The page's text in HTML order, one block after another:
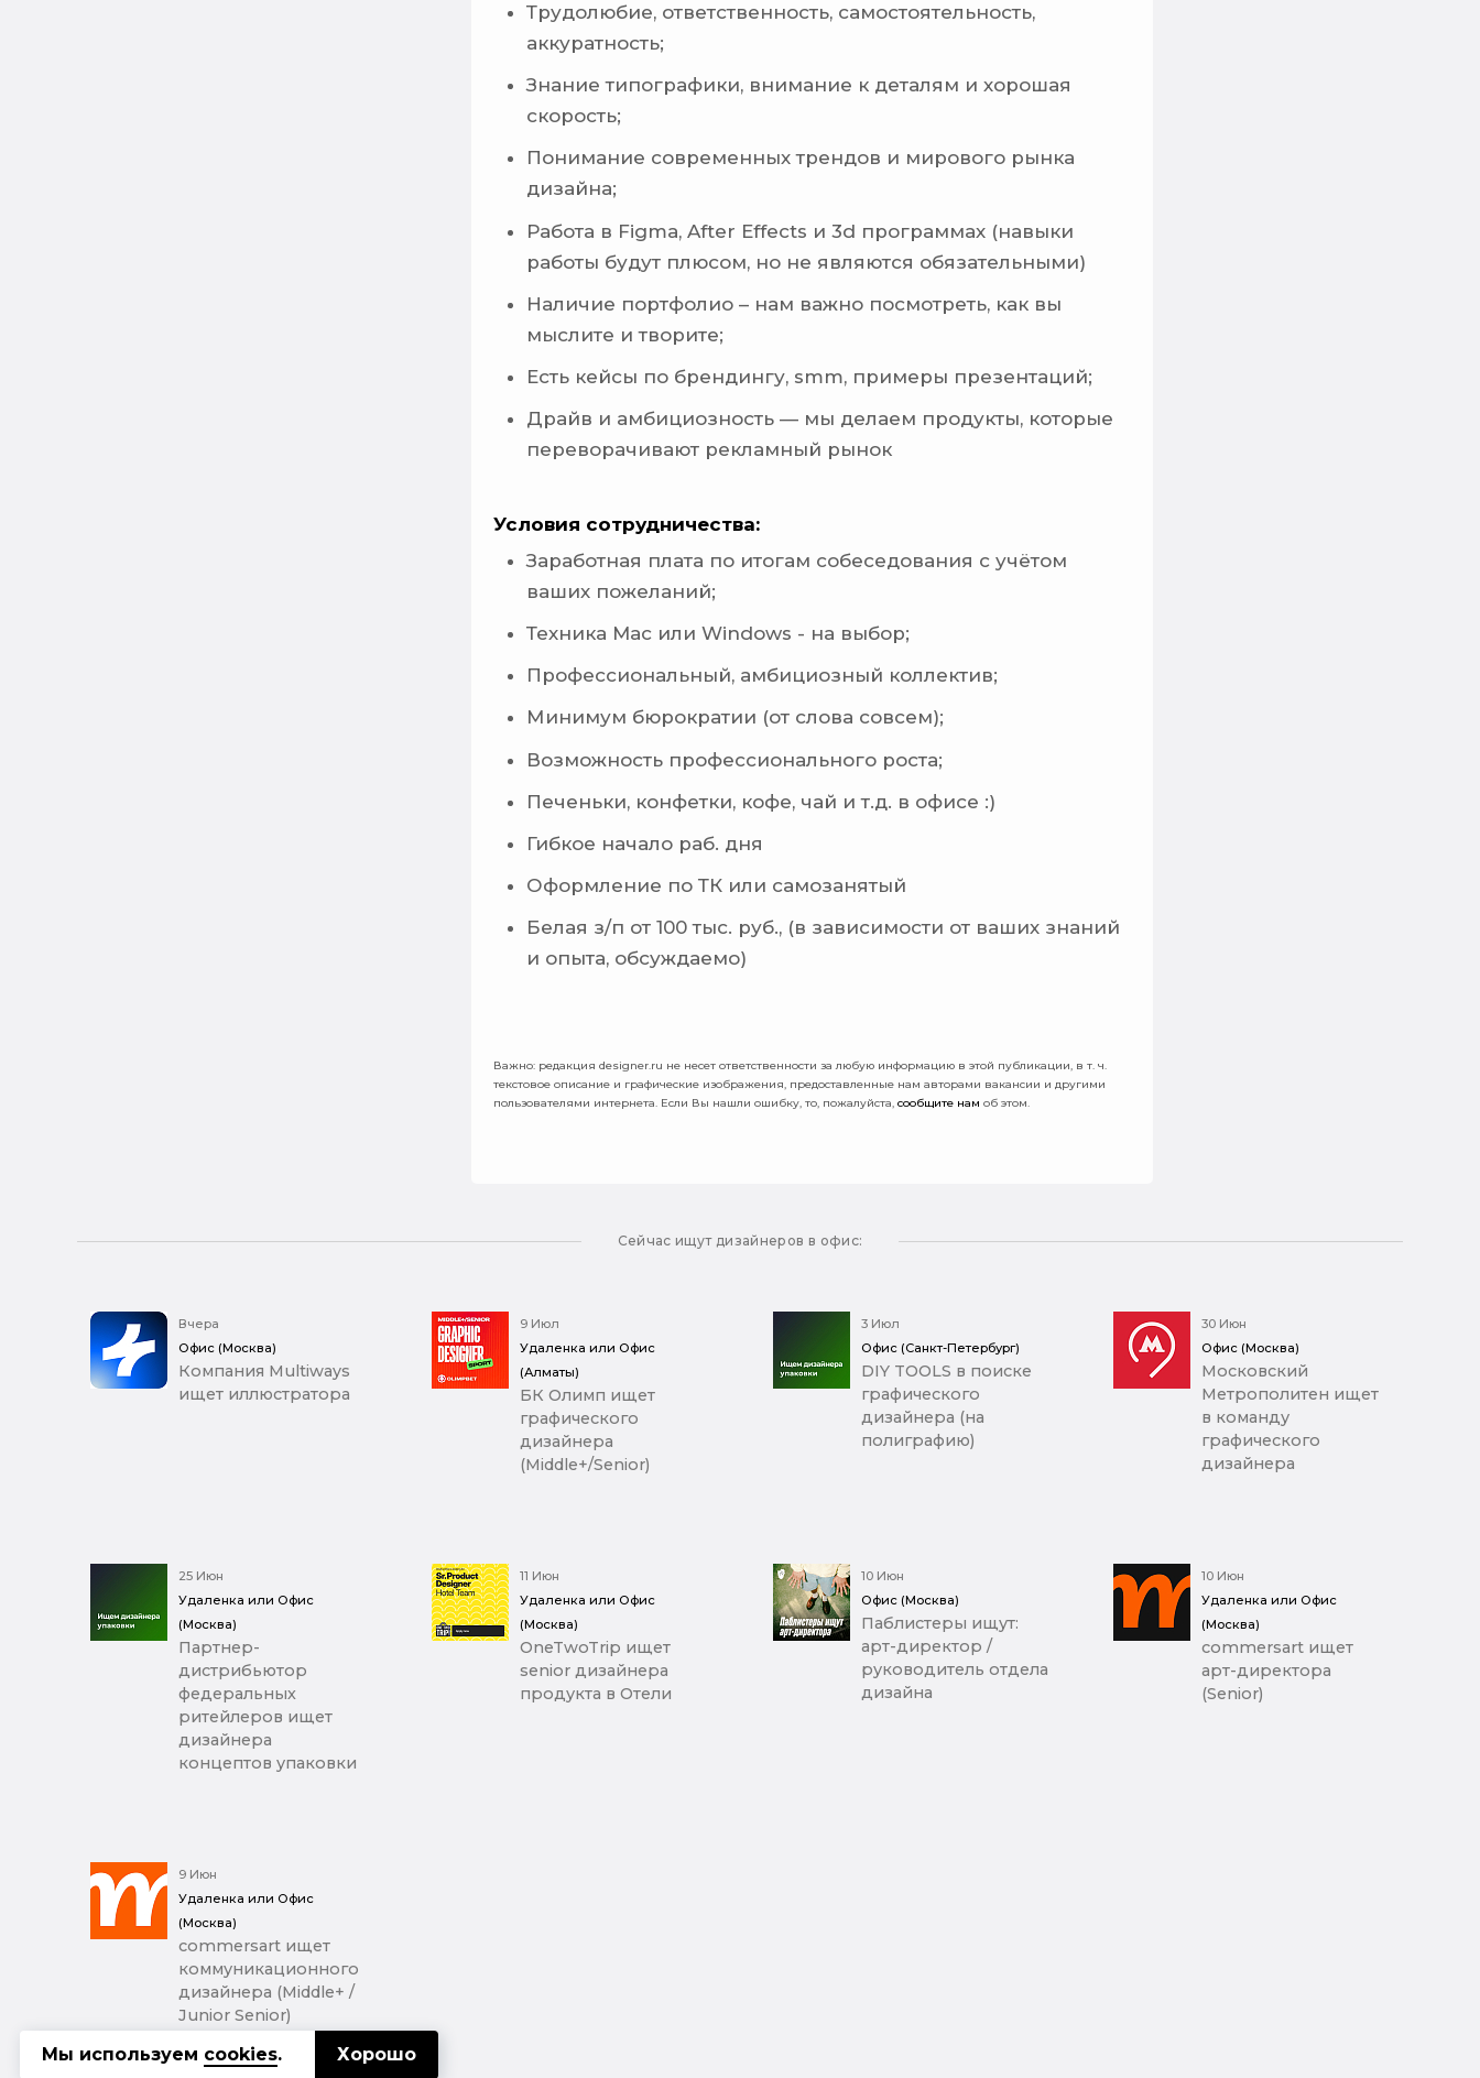
Трудолюбие, ответственность, самостоятельность,
аккуратность;
Знание типографики, внимание к деталям и хорошая
скорость;
Понимание современных трендов и мирового рынка
дизайна;
Работа в Figma, After Effects и 3d программах (навыки
работы будут плюсом, но не являются обязательными)
Наличие портфолио – нам важно посмотреть, как вы
мыслите и творите;
Есть кейсы по брендингу, smm, примеры презентаций;
Драйв и амбициозность — мы делаем продукты, которые
переворачивают рекламный рынок
Условия сотрудничества:
Заработная плата по итогам собеседования с учётом
ваших пожеланий;
Техника Mac или Windows - на выбор;
Профессиональный, амбициозный коллектив;
Минимум бюрократии (от слова совсем);
Возможность профессионального роста;
Печеньки, конфетки, кофе, чай и т.д. в офисе :)
Гибкое начало раб. дня
Оформление по ТК или самозанятый
Белая з/п от 100 тыс. руб., (в зависимости от ваших знаний
и опыта, обсуждаемо)
Важно: pедакция designer.ru не несет ответственности за любую информацию в этой публикации, в т. ч.
текстовое описание и графические изображения, предоставленные нам авторами вакансии и другими
пользователями интернета. Если Вы нашли ошибку, то, пожалуйста, сообщите нам об этом.
Сейчас ищут дизайнеров в офис:
Вчера
Офис (Москва)
Компания Multiways
ищет иллюстратора
9 Июл
Удаленка или Офис
(Алматы)
БК Олимп ищет
графического
дизайнера
(Middle+/Senior)
3 Июл
Офис (Санкт-Петербург)
DIY TOOLS в поиске
графического
дизайнера (на
полиграфию)
30 Июн
Офис (Москва)
Московский
Метрополитен ищет
в команду
графического
дизайнера
25 Июн
Удаленка или Офис
(Москва)
Партнер-
дистрибьютор
федеральных
ритейлеров ищет
дизайнера
концептов упаковки
11 Июн
Удаленка или Офис
(Москва)
OneTwoTrip ищет
senior дизайнера
продукта в Отели
10 Июн
Офис (Москва)
Паблистеры ищут:
арт-директор /
руководитель отдела
дизайна
10 Июн
Удаленка или Офис
(Москва)
commersart ищет
арт-директора
(Senior)
9 Июн
Удаленка или Офис
(Москва)
commersart ищет
коммуникационного
дизайнера (Middle+ /
Junior Senior)
Мы используем cookies. Хорошо